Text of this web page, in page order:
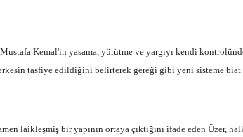
Kemal'in yasama, yürütme ve yargıyı kendi
tasfiye edildiğini belirterek gereği gibi yeni sisteme biat
laikleşmiş bir yapının ortaya çıktığını ifade eden Üzer,